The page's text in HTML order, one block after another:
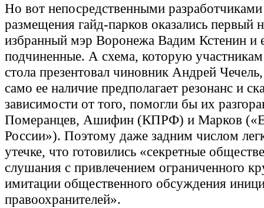
Но вот непосредственными
размещения гайд-парков оказались первый
избранный мэр Воронежа Вадим Кстенин и
подчиненные. А схема, которую участникам
стола презентовал чиновник Андрей
само ее наличие предполагает резонанс и
зависимости от того, помогли бы их
Померанцев, Ашифин (КПРФ) и Марков
России»). Поэтому даже задним числом
утечке, что готовились «секретные
слушания с привлечением ограниченного
имитации общественного обсуждения
правоохранителей».